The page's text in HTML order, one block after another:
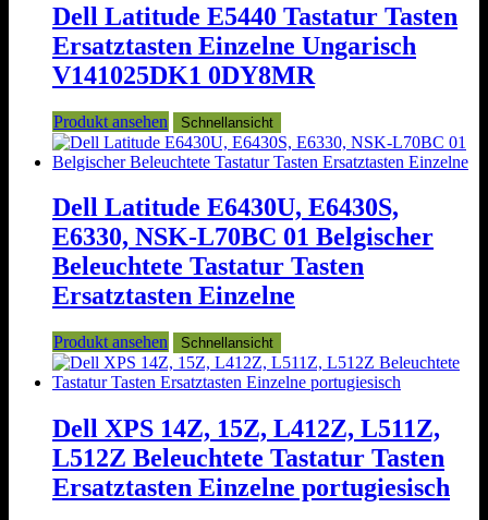
Dell Latitude E5440 Tastatur Tasten
Ersatztasten Einzelne Ungarisch
V141025DK1 0DY8MR
Produkt ansehen Schnellansicht
Dell Latitude E6430U, E6430S,
E6330, NSK-L70BC 01 Belgischer
Beleuchtete Tastatur Tasten
Ersatztasten Einzelne
Produkt ansehen Schnellansicht
Dell XPS 14Z, 15Z, L412Z, L511Z,
L512Z Beleuchtete Tastatur Tasten
Ersatztasten Einzelne portugiesisch